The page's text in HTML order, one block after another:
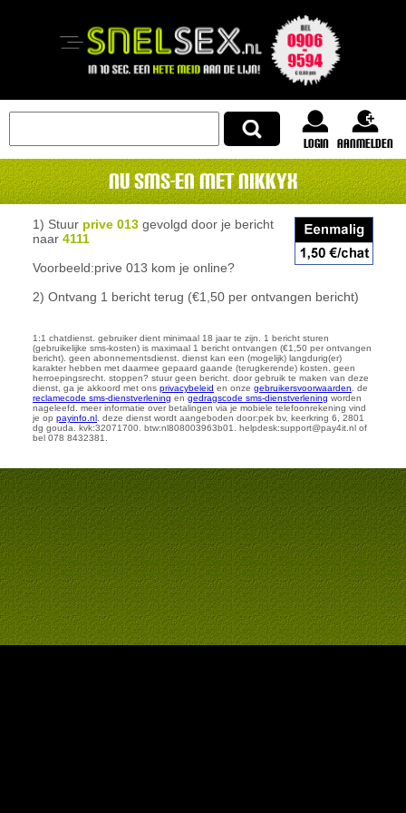
login Aanmelden
Nu SMS-en met NikkyX
1) Stuur prive 013 gevolgd door je bericht
naar 4111
Voorbeeld:prive 013 kom je online?
2) Ontvang 1 bericht terug (€1,50 per ontvangen bericht)
1:1 chatdienst. gebruiker dient minimaal 18 jaar te zijn. 1 bericht sturen
(gebruikelijke sms-kosten) is maximaal 1 bericht ontvangen (€1,50 per ontvangen
bericht). geen abonnementsdienst. dienst kan een (mogelijk) langdurig(er)
karakter hebben met daarmee gepaard gaande (terugkerende) kosten. geen
herroepingsrecht. stoppen? stuur geen bericht. door gebruik te maken van deze
dienst, ga je akkoord met ons privacybeleid en onze gebruikersvoorwaarden . de
reclamecode sms-dienstverlening en gedragscode sms-dienstverlening worden
nageleefd. meer informatie over betalingen via je mobiele telefoonrekening vind
je op payinfo.nl . deze dienst wordt aangeboden door:pek bv, keerkring 6, 2801
dg gouda. kvk:32071700. btw:nl808003963b01. helpdesk:support@pay4it.nl of
bel 078 8432381.